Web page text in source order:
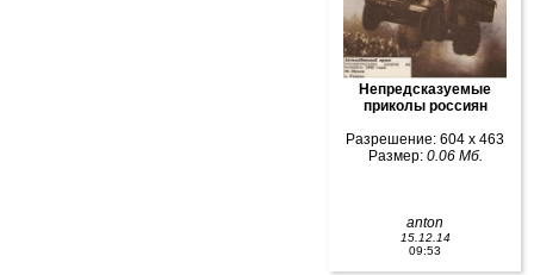
Непредсказуемые
приколы россиян
Разрешение: 604 x 463
Размер: 0.06 Мб.
anton
15.12.14
09:53